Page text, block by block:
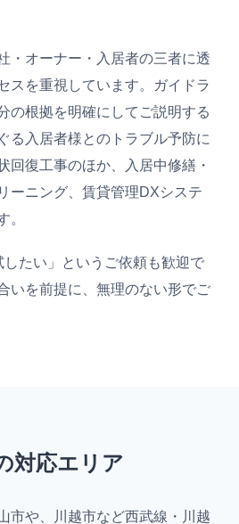
・オーナー・入居者の三者に透
スを重視しています。ガイドラ
の根拠を明確にしてご説明する
る入居者様とのトラブル予防に
回復工事のほか、入居中修繕・
ーニング、賃貸管理DXシステ
。
したい」というご依頼も歓迎で
いを前提に、無理のない形でご
対応エリア
市や、川越市など西武線・川越